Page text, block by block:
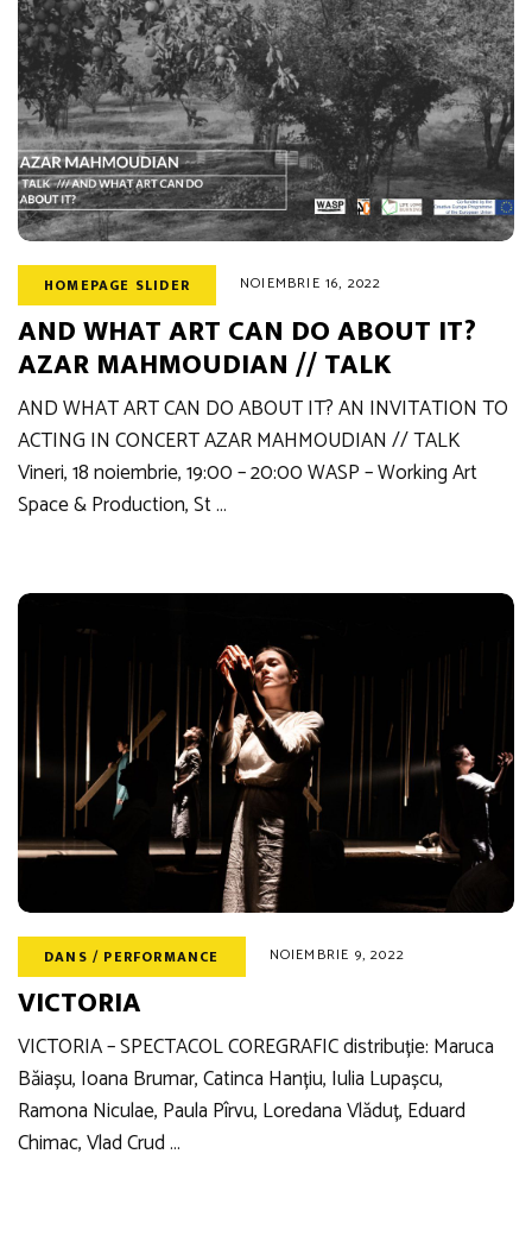
HOMEPAGE SLIDER NOIEMBRIE 16, 2022
AND WHAT ART CAN DO ABOUT IT?
AZAR MAHMOUDIAN // TALK
AND WHAT ART CAN DO ABOUT IT? AN INVITATION TO
ACTING IN CONCERT AZAR MAHMOUDIAN // TALK
Vineri, 18 noiembrie, 19:00 – 20:00 WASP – Working Art
Space & Production, St …
DANS / PERFORMANCE NOIEMBRIE 9, 2022
VICTORIA
VICTORIA – SPECTACOL COREGRAFIC distribuție: Maruca
Băiașu, Ioana Brumar, Catinca Hanțiu, Iulia Lupașcu,
Ramona Niculae, Paula Pîrvu, Loredana Vlăduț, Eduard
Chimac, Vlad Crud …